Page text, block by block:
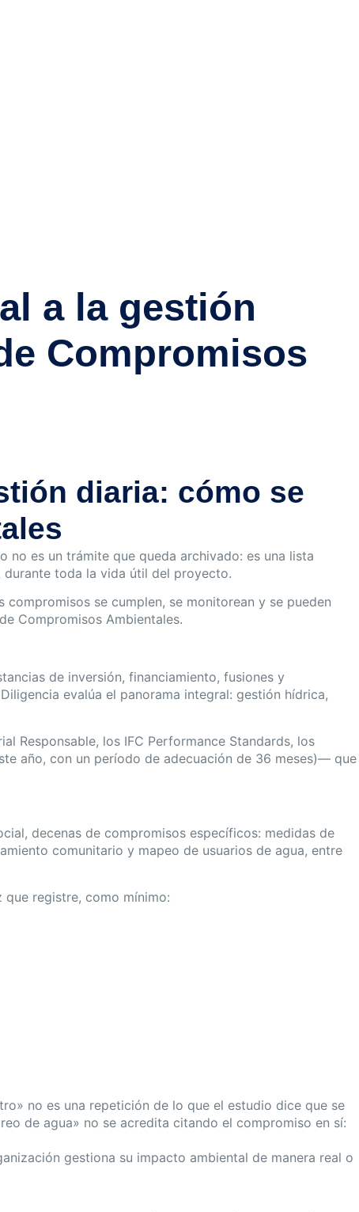
a la gestión
Compromisos
diaria: cómo se
es un trámite que queda archivado: es una lista
toda la vida útil del proyecto.
se cumplen, se monitorean y se pueden
Compromisos Ambientales.
de inversión, financiamiento, fusiones y
evalúa el panorama integral: gestión hídrica,
Responsable, los IFC Performance Standards, los
año, con un período de adecuación de 36 meses)— que
decenas de compromisos específicos: medidas de
comunitario y mapeo de usuarios de agua, entre
registre, como mínimo:
no es una repetición de lo que el estudio dice que se
de agua» no se acredita citando el compromiso en sí:
gestiona su impacto ambiental de manera real o